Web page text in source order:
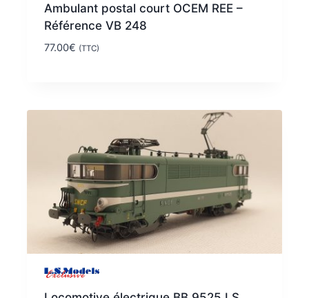
Ambulant postal court OCEM REE –
Référence VB 248
77.00€ (TTC)